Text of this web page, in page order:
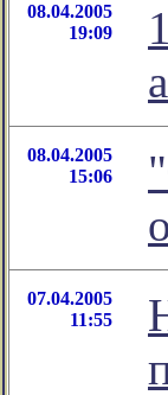
08.04.2005
19:09
08.04.2005
15:06
07.04.2005
11:55